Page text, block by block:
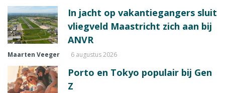
In jacht op vakantiegangers sluit
vliegveld Maastricht zich aan bij
ANVR
Maarten Veeger 6 augustus 2026
Porto en Tokyo populair bij Gen
Z